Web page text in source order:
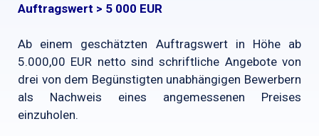
Auftragswert > 5 000 EUR
Ab einem geschätzten Auftragswert in Höhe ab
5.000,00 EUR netto sind schriftliche Angebote von
drei von dem Begünstigten unabhängigen Bewerbern
als Nachweis eines angemessenen Preises
einzuholen.